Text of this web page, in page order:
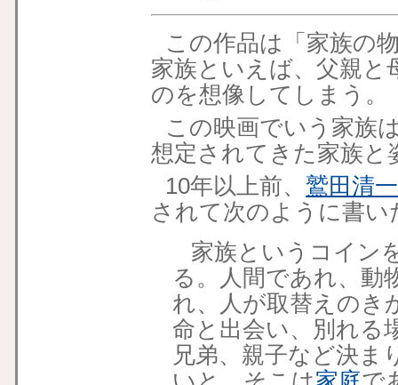
この作品は「家族の
家族といえば、父親と
のを想像してしまう。
この映画でいう家族
想定されてきた家族と
10年以上前、 鷲田清
されて次のように書い
家族というコイン
る。人間であれ、動
れ、人が取替えのき
命と出会い、別れる
兄弟、親子など決ま